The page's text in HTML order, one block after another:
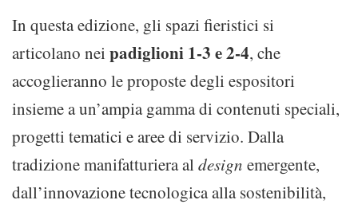
In questa edizione, gli spazi fieristici si
articolano nei padiglioni 1-3 e 2-4, che
accoglieranno le proposte degli espositori
insieme a un’ampia gamma di contenuti speciali,
progetti tematici e aree di servizio. Dalla
tradizione manifatturiera aldesign emergente,
dall’innovazione tecnologica alla sostenibilità,